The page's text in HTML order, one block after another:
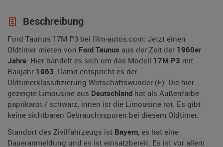
Beschreibung
Ford Taunus 17M P3 bei film-autos.com: Jetzt einen
Oldtimer mieten von Ford Taunus aus der Zeit der 1960er
Jahre. Hier handelt es sich um das Modell 17M P3 mit
Baujahr 1963. Damit entspricht es der
Oldtimerklassifizierung Wirtschaftswunder (F). Die hier
gezeigte Limousine aus Deutschland hat als Außenfarbe
paprikarot / schwarz, innen ist die Limousine rot. Es gibt
keine sichtbaren Gebrauchsspuren bei diesem Oldtimer.
Standort des Zivilfahrzeugs ist Bayern, es hat eine
Daueranmeldung und es ist einsatzbereit. Es ist vor allem